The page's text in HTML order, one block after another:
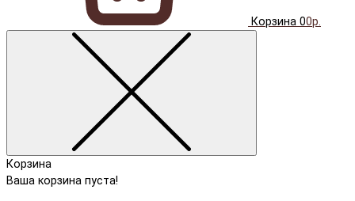
Корзина 00р.
Корзина
Ваша корзина пуста!